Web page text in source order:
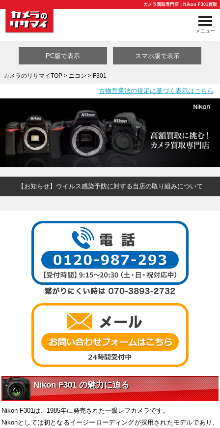
カメラ買取専門店｜Nikon F301買取
メニュー
買取カテゴリ一覧
PC版で表示 スマホ版で表示
カメラのリサマイTOP> ニコン > F301
古物営業法の規定に基づく表示はこちら
【お知らせ】ウイルス感染予防に対する当店の取り組みについて
Nikon F301 の魅力に迫る
Nikon F301は、1985年に発売された一眼レフカメラです。
Nikonとしては初となるイージーローディングが採用されたモデルであり、